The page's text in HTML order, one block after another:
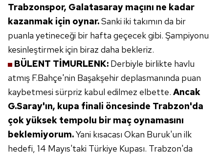
Trabzonspor, Galatasaray maçını ne kadar
kazanmak için oynar.Sanki iki takımın da bir
puanla yetineceği bir hafta geçecek gibi. Şampiyonu
kesinleştirmekiçin biraz daha bekleriz.
BÜLENT TİMURLENK: Derbiyle birlikte havlu
atmış F.Bahçe'nin Başakşehirdeplasmanında puan
kaybetmesi sürpriz kabul edilmez elbette. Ancak
G.Saray'ın, kupa finali öncesinde Trabzon'da
çok yüksek tempolu bir maç oynamasını
beklemiyorum.Yani kısacası Okan Buruk'un ilk
hedefi, 14 Mayıs'taki Türkiye Kupası. Trabzon'da